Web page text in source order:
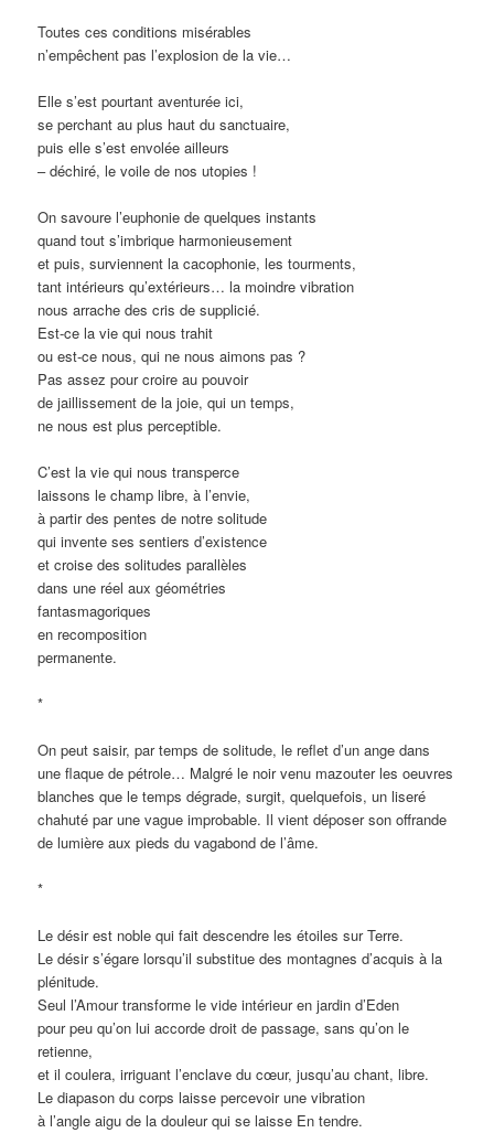
Toutes ces conditions misérables
n’empêchent pas l’explosion de la vie…
Elle s’est pourtant aventurée ici,
se perchant au plus haut du sanctuaire,
puis elle s’est envolée ailleurs
– déchiré, le voile de nos utopies !
On savoure l’euphonie de quelques instants
quand tout s’imbrique harmonieusement
et puis, surviennent la cacophonie, les tourments,
tant intérieurs qu’extérieurs… la moindre vibration
nous arrache des cris de supplicié.
Est-ce la vie qui nous trahit
ou est-ce nous, qui ne nous aimons pas ?
Pas assez pour croire au pouvoir
de jaillissement de la joie, qui un temps,
ne nous est plus perceptible.
C’est la vie qui nous transperce
laissons le champ libre, à l’envie,
à partir des pentes de notre solitude
qui invente ses sentiers d’existence
et croise des solitudes parallèles
dans une réel aux géométries
fantasmagoriques
en recomposition
permanente.
*
On peut saisir, par temps de solitude, le reflet d’un ange dans
une flaque de pétrole… Malgré le noir venu mazouter les oeuvres
blanches que le temps dégrade, surgit, quelquefois, un liseré
chahuté par une vague improbable. Il vient déposer son offrande
de lumière aux pieds du vagabond de l’âme.
*
Le désir est noble qui fait descendre les étoiles sur Terre.
Le désir s’égare lorsqu’il substitue des montagnes d’acquis à la
plénitude.
Seul l’Amour transforme le vide intérieur en jardin d’Eden
pour peu qu’on lui accorde droit de passage, sans qu’on le
retienne,
et il coulera, irriguant l’enclave du cœur, jusqu’au chant, libre.
Le diapason du corps laisse percevoir une vibration
à l’angle aigu de la douleur qui se laisse En tendre.